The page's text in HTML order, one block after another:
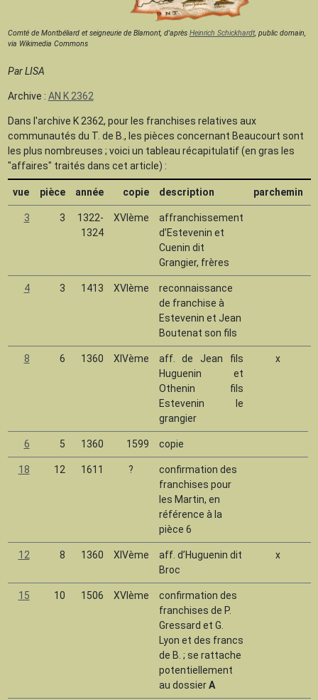
Comté de Montbéliard et seigneurie de Blamont, d'après Heinrich Schickhardt, public domain,
via Wikimedia Commons
Par LISA
Archive : AN K 2362
Dans l'archive K 2362, pour les franchises relatives aux
communautés du T. de B., les pièces concernant Beaucourt sont
les plus nombreuses ; voici un tableau récapitulatif (en gras les
"affaires" traités dans cet article) :
vue pièce année copie description parchemin
3 3
1322-
1324
XVIème
affranchissement
d’Estevenin et
Cuenin dit
Grangier, frères
4 3 1413 XVIème
reconnaissance
de franchise à
Estevenin et Jean
Boutenat son fils
8 6 1360 XIVème
aff. de Jean fils
Huguenin et
Othenin fils
Estevenin le
grangier
x
6 5 1360 1599 copie
18 12 1611 ?
confirmation des
franchises pour
les Martin, en
référence à la
pièce 6
12 8 1360 XIVème
aff. d’Huguenin dit
Broc
x
15 10 1506 XVIème
confirmation des
franchises de P.
Gressard et G.
Lyon et des francs
de B. ; se rattache
potentiellement
au dossierA